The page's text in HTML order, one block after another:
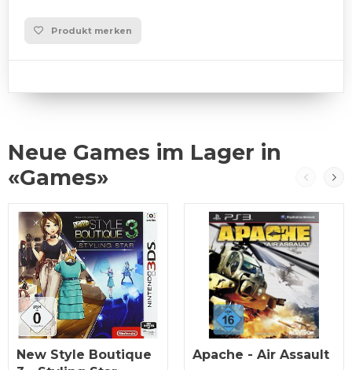
Produkt merken
Neue Games im Lager in
«Games»
New Style Boutique
Apache - Air Assault